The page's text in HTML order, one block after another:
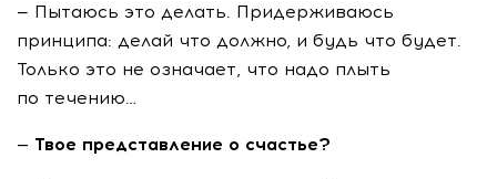
— Пытаюсь это делать. Придерживаюсь
принципа: делай что должно, и будь что будет.
Только это не означает, что надо плыть
по течению…
— Твое представление о счастье?